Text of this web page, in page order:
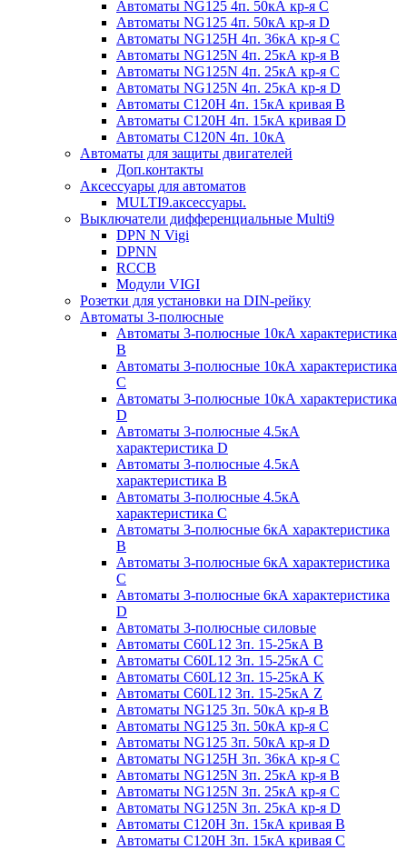
Автоматы NG125 4п. 50кА кр-я C
Автоматы NG125 4п. 50кА кр-я D
Автоматы NG125H 4п. 36кА кр-я C
Автоматы NG125N 4п. 25кА кр-я B
Автоматы NG125N 4п. 25кА кр-я C
Автоматы NG125N 4п. 25кА кр-я D
Автоматы С120H 4п. 15кА кривая B
Автоматы С120H 4п. 15кА кривая D
Автоматы С120N 4п. 10кА
Автоматы для защиты двигателей
Доп.контакты
Аксессуары для автоматов
MULTI9.аксессуары.
Выключатели дифференциальные Multi9
DPN N Vigi
DPNN
RCCB
Модули VIGI
Розетки для установки на DIN-рейку
Автоматы 3-полюсные
Автоматы 3-полюсные 10кА характеристика
B
Автоматы 3-полюсные 10кА характеристика
C
Автоматы 3-полюсные 10кА характеристика
D
Автоматы 3-полюсные 4.5кА
характеристика D
Автоматы 3-полюсные 4.5кА
характеристика В
Автоматы 3-полюсные 4.5кА
характеристика С
Автоматы 3-полюсные 6кА характеристика
B
Автоматы 3-полюсные 6кА характеристика
C
Автоматы 3-полюсные 6кА характеристика
D
Автоматы 3-полюсные силовые
Автоматы C60L12 3п. 15-25кА B
Автоматы C60L12 3п. 15-25кА C
Автоматы C60L12 3п. 15-25кА K
Автоматы C60L12 3п. 15-25кА Z
Автоматы NG125 3п. 50кА кр-я B
Автоматы NG125 3п. 50кА кр-я C
Автоматы NG125 3п. 50кА кр-я D
Автоматы NG125H 3п. 36кА кр-я C
Автоматы NG125N 3п. 25кА кр-я B
Автоматы NG125N 3п. 25кА кр-я C
Автоматы NG125N 3п. 25кА кр-я D
Автоматы С120Н 3п. 15кА кривая B
Автоматы С120Н 3п. 15кА кривая C